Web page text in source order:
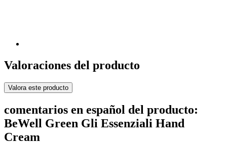
Valoraciones del producto
Valora este producto
comentarios en español del producto:
BeWell Green Gli Essenziali Hand
Cream